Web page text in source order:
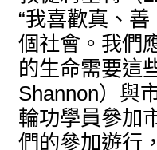
“我喜歡真、
個社會。我們
的生命需要這
Shannon）與
輪功學員參加
們的參加遊行